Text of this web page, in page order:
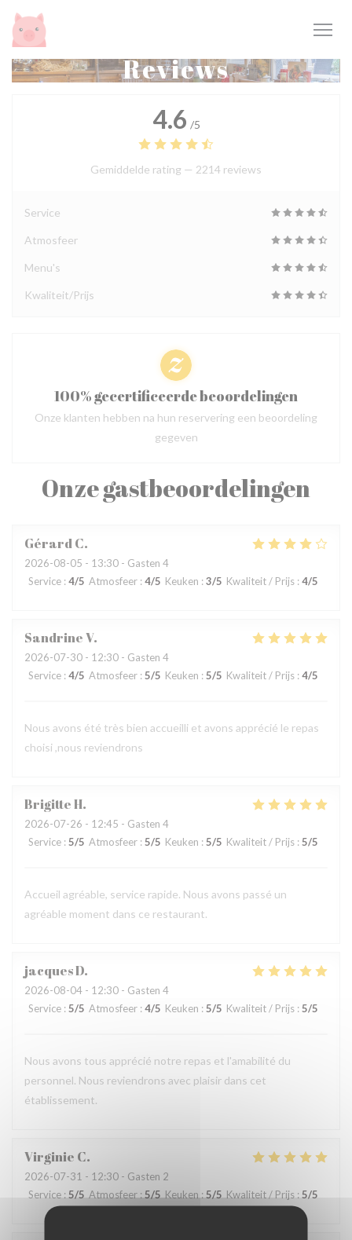
Cookies beheer paneel
Reviews
Onze gastbeoordelingen
GérardC
2026-08-05 - 13:30 - Gasten 4
Service : 4/5 Atmosfeer : 4/5 Keuken : 3/5 Kwaliteit / Prijs : 4/5
SandrineV
2026-07-30 - 12:30 - Gasten 4
Service : 4/5 Atmosfeer : 5/5 Keuken : 5/5 Kwaliteit / Prijs : 4/5
Nous avons été très bien accueilli et avons apprécié le repas
choisi ,nous reviendrons
BrigitteH
2026-07-26 - 12:45 - Gasten 4
Service : 5/5 Atmosfeer : 5/5 Keuken : 5/5 Kwaliteit / Prijs : 5/5
Accueil agréable, service rapide. Nous avons passé un
agréable moment dans ce restaurant.
jacquesD
2026-08-04 - 12:30 - Gasten 4
Service : 5/5 Atmosfeer : 4/5 Keuken :5/5 Kwaliteit / Prijs : 5/5
Nous avons tous apprécié notre repas et l'amabilité du
personnel. Nous reviendrons avec plaisir dans cet
établissement.
Virginie C
2026-07-31 - 12:30 - Gasten 2
Service : 5/5 Atmosfeer : 5/5 Keuken : 5/5 Kwaliteit / Prijs : 5/5
4.6 /5
Gemiddelde rating — 2214 reviews
Service
Atmosfeer
Menu's
Kwaliteit/Prijs
100% gecertificeerde beoordelingen
Onze klanten hebben na hun reservering een beoordeling
gegeven